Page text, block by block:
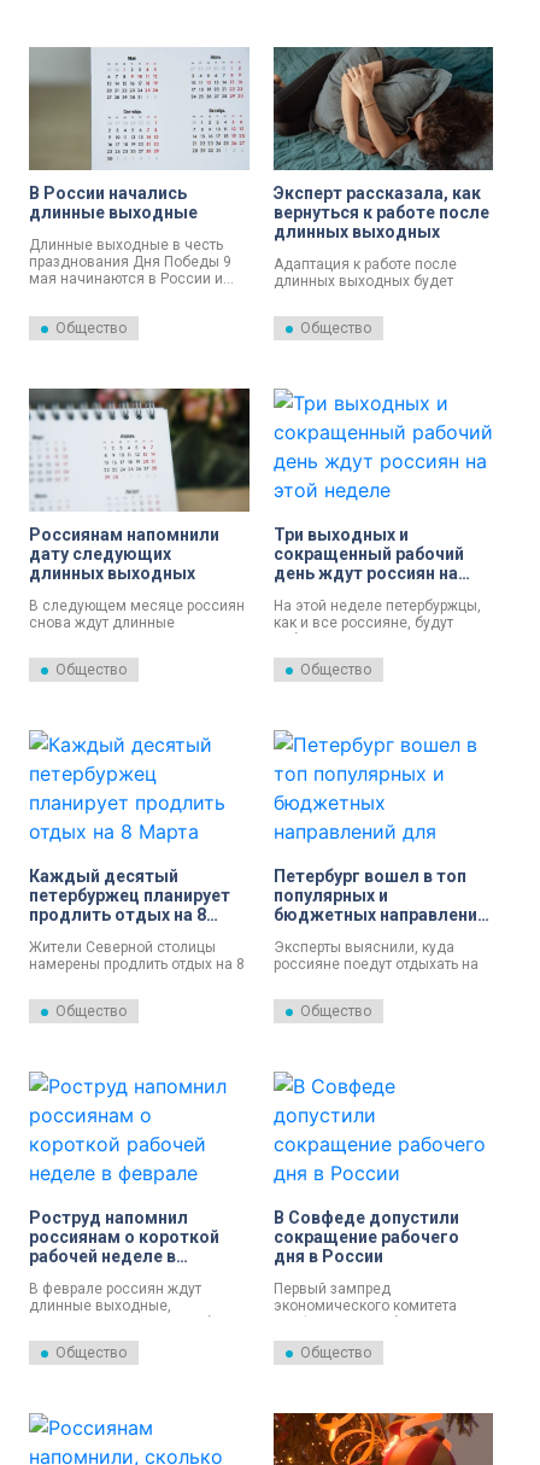
В России начались
длинные выходные
Длинные выходные в честь
празднования Дня Победы 9
мая начинаются в России и
Общество
Эксперт рассказала, как
вернуться к работе после
длинных выходных
Адаптация к работе после
длинных выходных будет
позволить себе заниматься
рутинными делами. Об этом
Общество
Россиянам напомнили
дату следующих
длинных выходных
В следующем месяце россиян
снова ждут длинные
апреля по 1 мая.
Общество
Три выходных и
сокращенный рабочий
день ждут россиян на
На этой неделе петербуржцы,
как и все россияне, будут
Всё благодаря празднованию
Международного женского
Общество
Каждый десятый
петербуржец планирует
продлить отдых на 8
Жители Северной столицы
намерены продлить отдых на 8
праздничным дням отпуска
или отгулы. О таких планах
Общество
Петербург вошел в топ
популярных и
бюджетных направлений
праздничные выходные
Эксперты выяснили, куда
россияне поедут отдыхать на
выходные. Северная столица
оказалась в тройке самых
Общество
Роструд напомнил
россиянам о короткой
рабочей неделе в
В феврале россиян ждут
длинные выходные,
Роструда.
Общество
В Совфеде допустили
сокращение рабочего
дня в России
Первый зампред
экономического комитета
назвал условие для
сокращения рабочего дня в
Общество